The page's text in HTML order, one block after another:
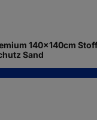
140x140cm
Sand